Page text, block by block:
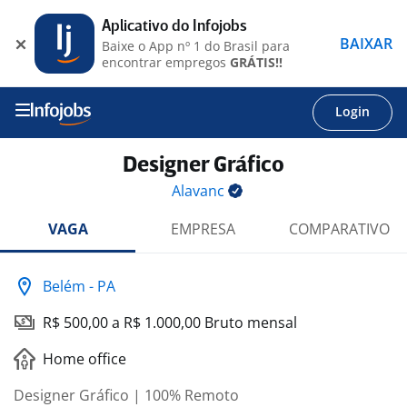
Login
Designer Gráfico
Alavanc
VAGA
EMPRESA COMPARATIVO
Belém - PA
R$ 500,00 a R$ 1.000,00 Bruto mensal
Home office
Designer Gráfico | 100% Remoto
Aplicativo do Infojobs
Baixe o App nº 1 do Brasil para
encontrar empregos GRÁTIS!!
BAIXAR